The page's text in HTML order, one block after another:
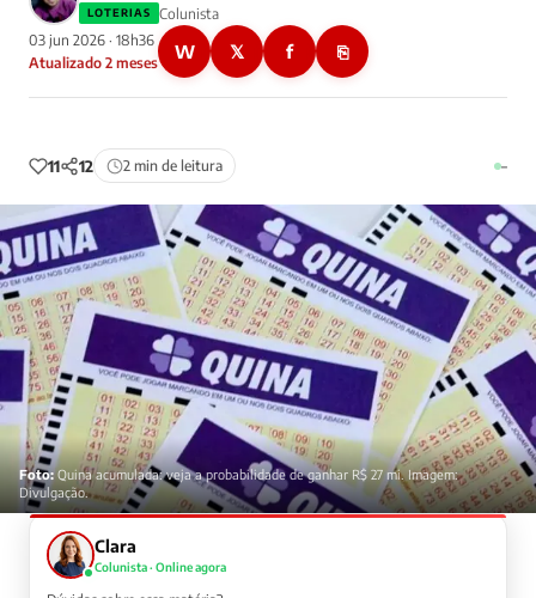
LOTERIAS
Colunista
03 jun 2026 · 18h36
Atualizado 2 meses
W 𝕏 f ⎘
11 12 2 min de leitura –
Foto:Quina acumulada: veja a probabilidade de ganhar R$ 27 mi. Imagem:
Divulgação.
Clara
Colunista · Online agora